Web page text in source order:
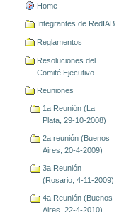
Home
Integrantes de RedIAB
Reglamentos
Resoluciones del
Comité Ejecutivo
Reuniones
1a Reunión (La
Plata, 29-10-2008)
2a reunión (Buenos
Aires, 20-4-2009)
3a Reunión
(Rosario, 4-11-2009)
4a Reunión (Buenos
Aires, 22-4-2010)